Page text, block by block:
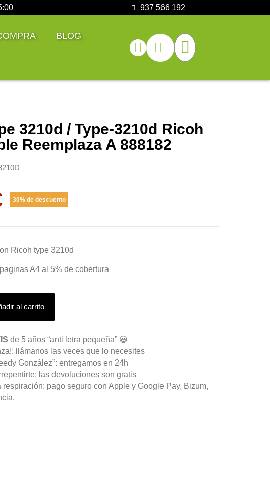
937 566 192
BLOG
3210d / Type-3210d Ricoh
Reemplaza A 888182
30% de descuento
Ricoh type 3210d
A4 al 5% de cobertura
al carrito
de 5 años “anti letra pequeña” 😃
llámanos las veces que lo necesites
González”: entregamos en 24h
las devoluciones son gratis
pago seguro con Apple y Google Pay, Bizum,